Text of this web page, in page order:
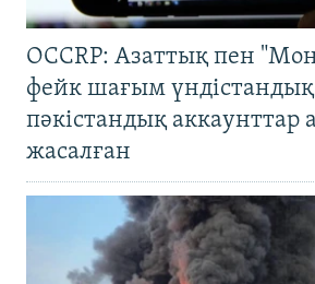
OCCRP: Азаттық пен
фейк шағым
пәкістандық аккаунттар
жасалған